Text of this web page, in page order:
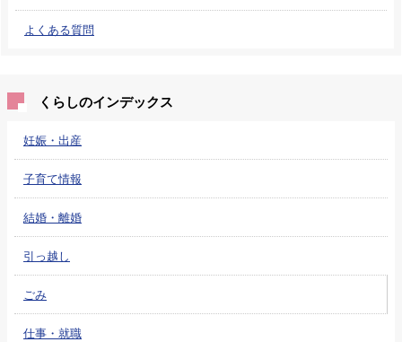
よくある質問
くらしのインデックス
妊娠・出産
子育て情報
結婚・離婚
引っ越し
ごみ
仕事・就職